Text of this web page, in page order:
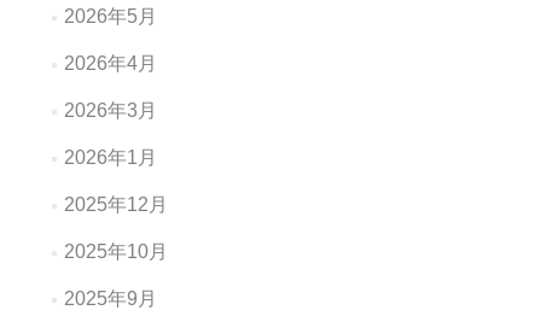
2026年5月
2026年4月
2026年3月
2026年1月
2025年12月
2025年10月
2025年9月